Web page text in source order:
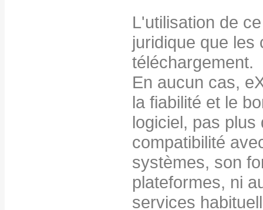
L'utilisation de
juridique que les
téléchargement.
En aucun cas,
la fiabilité et le
logiciel, pas
compatibilité
systèmes, son
plateformes, ni
services